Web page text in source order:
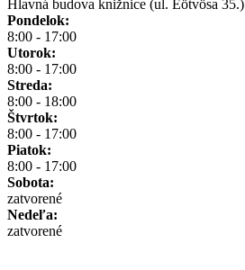
Hlavná budova knižnice (ul. Eötvösa 35.)
Pondelok:
8:00 - 17:00
Utorok:
8:00 - 17:00
Streda:
8:00 - 18:00
Štvrtok:
8:00 - 17:00
Piatok:
8:00 - 17:00
Sobota:
zatvorené
Nedeľa:
zatvorené